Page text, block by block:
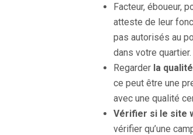
Facteur, éboueur,
atteste de leur
pas autorisés au
dans votre quartier.
Regarder la
ce peut être une
avec une qualité
Vérifier si le site
vérifier qu’une